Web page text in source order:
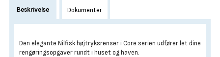
Beskrivelse Dokumenter
Den elegante Nilfisk højtryksrenser i Core serien udfører let dine
rengøringsopgaver rundt i huset og haven.